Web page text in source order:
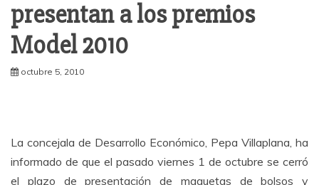
presentan a los premios
Model 2010
octubre 5, 2010
La concejala de Desarrollo Económico, Pepa Villaplana, ha
informado de que el pasado viernes 1 de octubre se cerró
el plazo de presentación de maquetas de bolsos y